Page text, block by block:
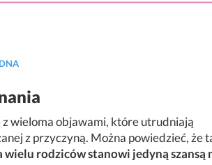
z wieloma objawami, które utrudniają
z przyczyną. Można powiedzieć, że
wielu rodziców stanowi jedyną szansą